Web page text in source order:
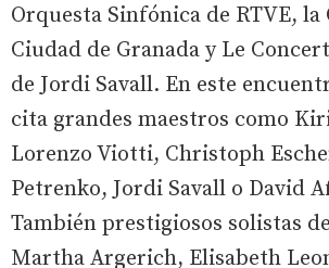
Orquesta Sinfónica de RTVE, la
Ciudad de Granada y Le
de Jordi Savall. En este
cita grandes maestros como
Lorenzo Viotti, Christoph
Petrenko, Jordi Savall o David
También prestigiosos solistas
Martha Argerich, Elisabeth